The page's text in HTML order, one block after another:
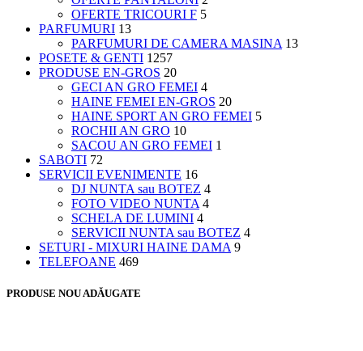
OFERTE TRICOURI F 5
PARFUMURI 13
PARFUMURI DE CAMERA MASINA 13
POSETE & GENTI 1257
PRODUSE EN-GROS 20
GECI AN GRO FEMEI 4
HAINE FEMEI EN-GROS 20
HAINE SPORT AN GRO FEMEI 5
ROCHII AN GRO 10
SACOU AN GRO FEMEI 1
SABOTI 72
SERVICII EVENIMENTE 16
DJ NUNTA sau BOTEZ 4
FOTO VIDEO NUNTA 4
SCHELA DE LUMINI 4
SERVICII NUNTA sau BOTEZ 4
SETURI - MIXURI HAINE DAMA 9
TELEFOANE 469
PRODUSE NOU ADĂUGATE